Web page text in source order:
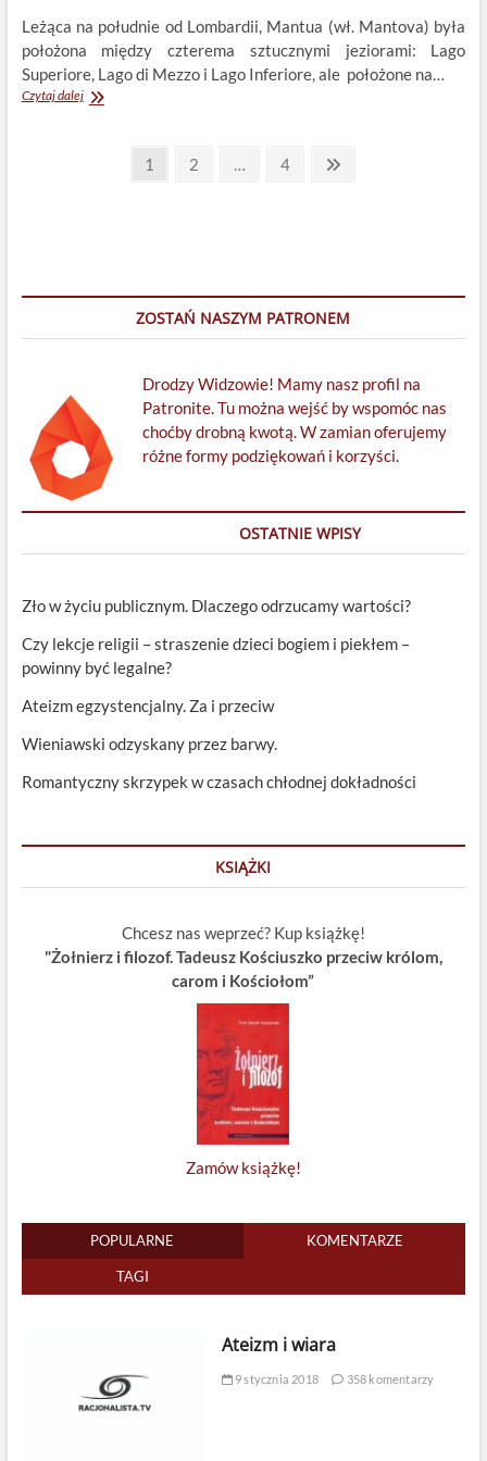
Leżąca na południe od Lombardii, Mantua (wł. Mantova) była
położona między czterema sztucznymi jeziorami: Lago
Superiore, Lago di Mezzo i Lago Inferiore, ale położone na…
Czytaj dalejMantua
Stronicowanie
Page
1 Page
2 … Page
4
ZOSTAŃ NASZYM PATRONEM
Drodzy Widzowie! Mamy nasz profil na
Patronite. Tu można wejść by wspomóc nas
choćby drobną kwotą. W zamian oferujemy
różne formy podziękowań i korzyści.
OSTATNIE WPISY
Zło w życiu publicznym. Dlaczego odrzucamy wartości?
Czy lekcje religii – straszenie dzieci bogiem i piekłem –
powinny być legalne?
Ateizm egzystencjalny. Za i przeciw
Wieniawski odzyskany przez barwy.
Romantyczny skrzypek w czasach chłodnej dokładności
KSIĄŻKI
Chcesz nas weprzeć? Kup książkę!
"Żołnierz i filozof. Tadeusz Kościuszko przeciw królom,
carom i Kościołom”
Zamów książkę!
POPULARNE KOMENTARZE
TAGI
Ateizm i wiara
9 stycznia 2018 358 komentarzy